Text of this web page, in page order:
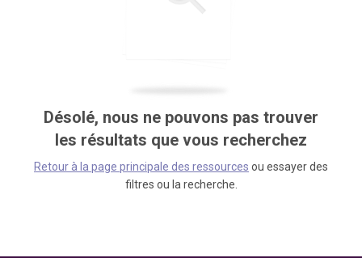
Désolé, nous ne pouvons pas trouver
les résultats que vous recherchez
Retour à la page principale des ressources ou essayer des
filtres ou la recherche.